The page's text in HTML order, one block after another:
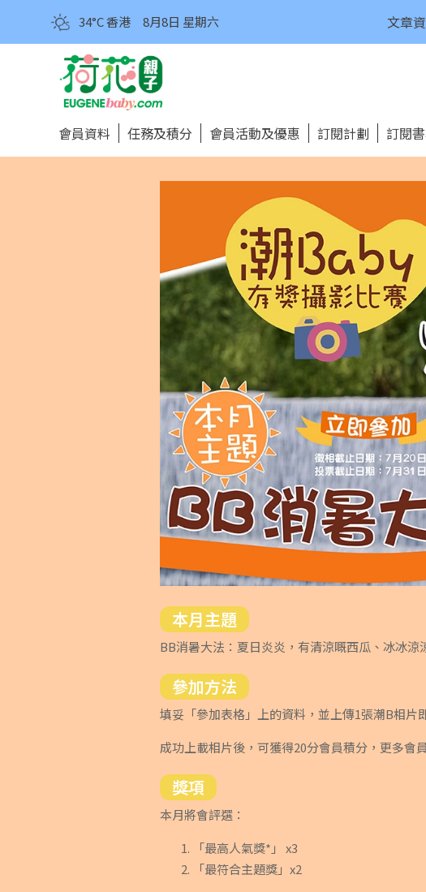
34°C 香港 8月8日 星期六 文章
會員資料 任務及積分 會員活動及優惠 訂閱計劃 訂閱
本月主題
BB消暑大法：夏日炎炎，有清涼嘅西瓜、冰冰
參加方法
填妥「參加表格」上的資料，並上傳1張潮B相片
成功上載相片後，可獲得20分會員積分，更多會
獎項
本月將會評選：
「最高人氣獎*」 x3
「最符合主題獎」x2